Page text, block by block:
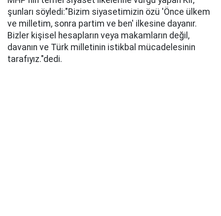
şunları söyledi:​"Bizim siyasetimizin özü 'Önce ülkem
ve milletim, sonra partim ve ben' ilkesine dayanır.
Bizler kişisel hesapların veya makamların değil,
davanın ve Türk milletinin istikbal mücadelesinin
tarafıyız."dedi.